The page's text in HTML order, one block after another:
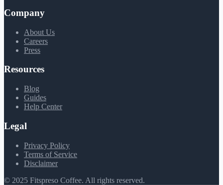
Company
About Us
Careers
Press
Resources
Blog
Guides
Help Center
Legal
Privacy Policy
Terms of Service
Disclaimer
© 2025 Fitspreso Coffee. All rights reserved.